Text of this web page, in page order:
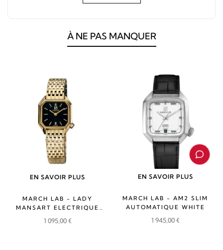
À NE PAS MANQUER
EN SAVOIR PLUS
MARCH LAB - LADY
MANSART ELECTRIQUE
1 095,00€
EN SAVOIR PLUS
MARCH LAB - AM2 SLIM
AUTOMATIQUE WHITE
1 945,00€